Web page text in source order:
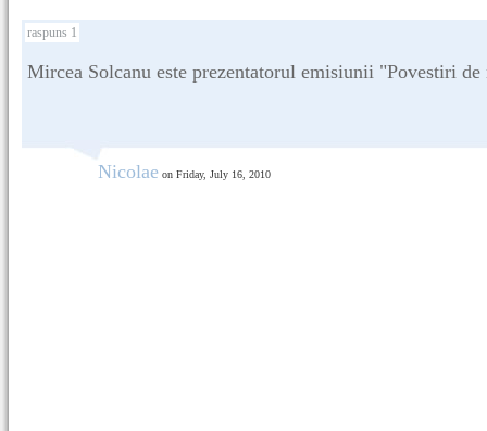
raspuns 1
Mircea Solcanu este prezentatorul emisiunii "Povestiri
Nicolae on Friday, July 16, 2010